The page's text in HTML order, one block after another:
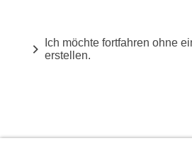
Ich möchte fortfahren ohne
erstellen.